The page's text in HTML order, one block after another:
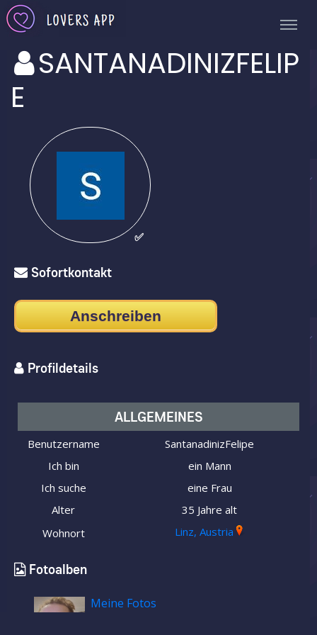
SANTANADINIZFELIP
E
✅
Sofortkontakt
Anschreiben
Profildetails
ALLGEMEINES
Benutzername
SantanadinizFelipe
Ich bin
ein Mann
Ich suche
eine Frau
Alter
35 Jahre alt
Wohnort
Linz, Austria
Fotoalben
Meine Fotos